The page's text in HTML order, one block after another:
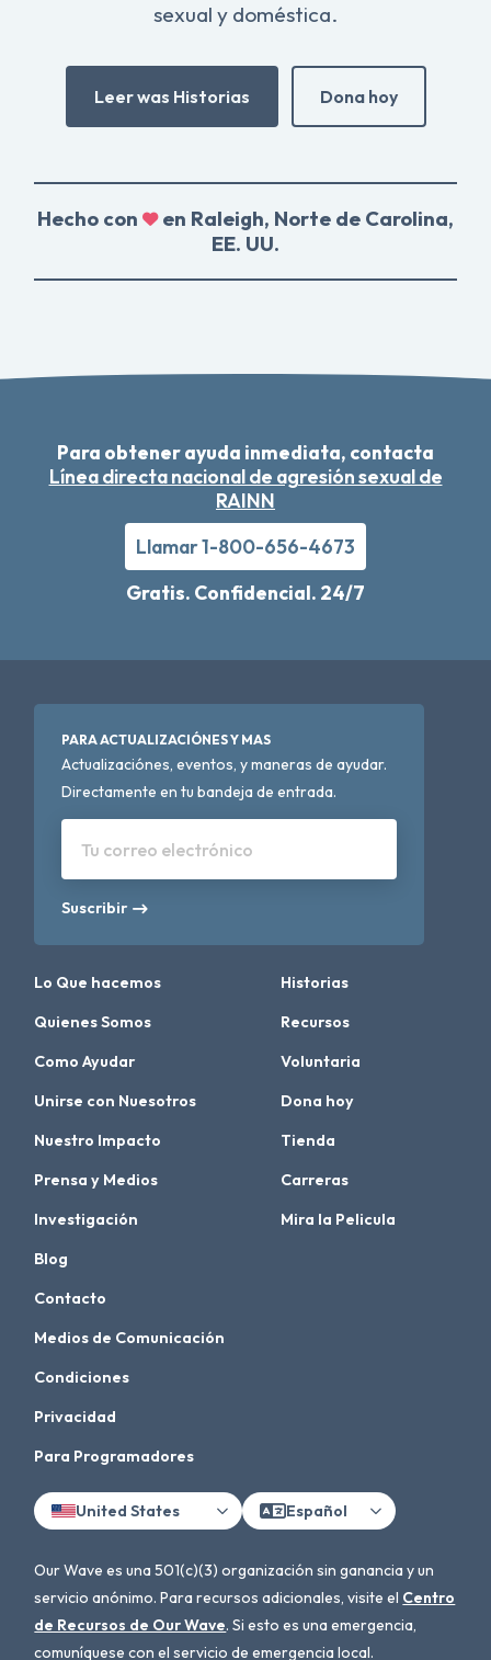
sexual y doméstica.
Leer was Historias Dona hoy
Hecho con
en Raleigh, Norte de Carolina,
EE. UU.
Para obtener ayuda inmediata, contacta
Línea directa nacional de agresión sexual de
RAINN
Llamar 1-800-656-4673
Gratis. Confidencial. 24/7
PARA ACTUALIZACIÓNES Y MAS
Actualizaciónes, eventos, y maneras de ayudar.
Directamente en tu bandeja de entrada.
Tu correo electrónico
Suscribir
Lo Que hacemos
Quienes Somos
Como Ayudar
Unirse con Nuesotros
Nuestro Impacto
Prensa y Medios
Investigación
Historias
Recursos
Voluntaria
Dona hoy
Tienda
Carreras
Mira la Pelicula
Blog
Contacto
Medios de Comunicación
Condiciones
Privacidad
Para Programadores
United States Español
Our Wave es una 501(c)(3) organización sin ganancia y un
servicio anónimo. Para recursos adicionales, visite el Centro
de Recursos de Our Wave. Si esto es una emergencia,
comuníquese con el servicio de emergencia local.